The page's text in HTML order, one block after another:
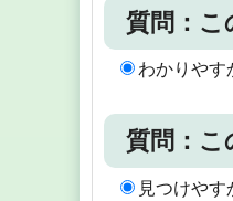
質問：
わかりやす
質問：
見つけやす